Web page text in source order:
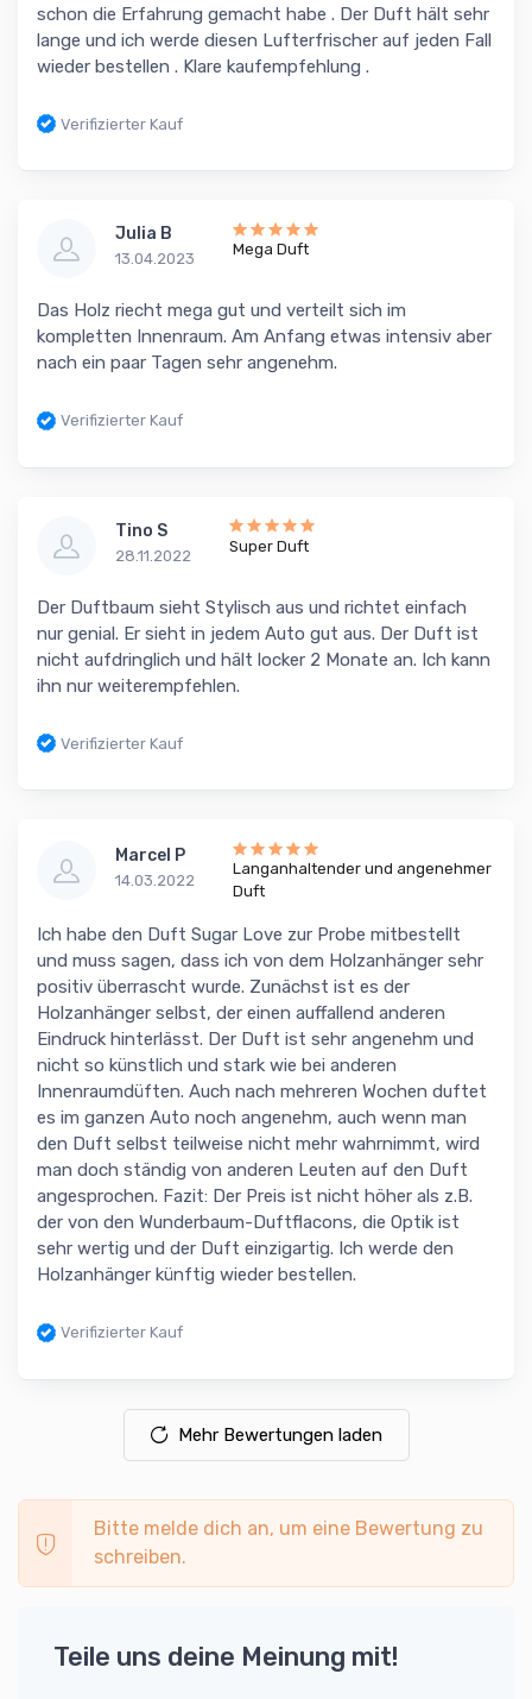
schon die Erfahrung gemacht habe . Der Duft hält sehr
lange und ich werde diesen Lufterfrischer auf jeden Fall
wieder bestellen . Klare kaufempfehlung .
Verifizierter Kauf
Julia B
13.04.2023
Mega Duft
Das Holz riecht mega gut und verteilt sich im
kompletten Innenraum. Am Anfang etwas intensiv aber
nach ein paar Tagen sehr angenehm.
Verifizierter Kauf
Tino S
28.11.2022
Super Duft
Der Duftbaum sieht Stylisch aus und richtet einfach
nur genial. Er sieht in jedem Auto gut aus. Der Duft ist
nicht aufdringlich und hält locker 2 Monate an. Ich kann
ihn nur weiterempfehlen.
Verifizierter Kauf
Marcel P
14.03.2022
Langanhaltender und angenehmer
Duft
Ich habe den Duft Sugar Love zur Probe mitbestellt
und muss sagen, dass ich von dem Holzanhänger sehr
positiv überrascht wurde. Zunächst ist es der
Holzanhänger selbst, der einen auffallend anderen
Eindruck hinterlässt. Der Duft ist sehr angenehm und
nicht so künstlich und stark wie bei anderen
Innenraumdüften. Auch nach mehreren Wochen duftet
es im ganzen Auto noch angenehm, auch wenn man
den Duft selbst teilweise nicht mehr wahrnimmt, wird
man doch ständig von anderen Leuten auf den Duft
angesprochen. Fazit: Der Preis ist nicht höher als z.B.
der von den Wunderbaum-Duftflacons, die Optik ist
sehr wertig und der Duft einzigartig. Ich werde den
Holzanhänger künftig wieder bestellen.
Verifizierter Kauf
Mehr Bewertungen laden
Bitte melde dich an, um eine Bewertung zu
schreiben.
Teile uns deine Meinung mit!